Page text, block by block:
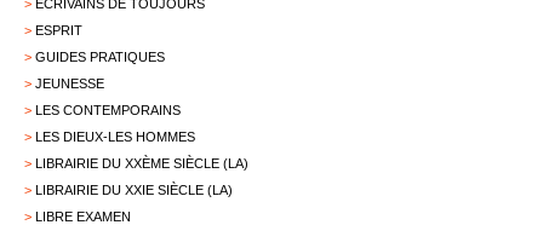
> ECRIVAINS DE TOUJOURS
> ESPRIT
> GUIDES PRATIQUES
> JEUNESSE
> LES CONTEMPORAINS
> LES DIEUX-LES HOMMES
> LIBRAIRIE DU XXÈME SIÈCLE (LA)
> LIBRAIRIE DU XXIE SIÈCLE (LA)
> LIBRE EXAMEN